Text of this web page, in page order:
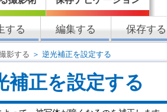
する 編集する 保存する
影する ＞ 逆光補正を設定する
補正を設定する